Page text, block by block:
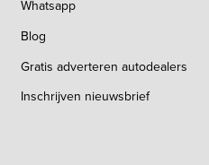
Whatsapp
Blog
Gratis adverteren autodealers
Inschrijven nieuwsbrief